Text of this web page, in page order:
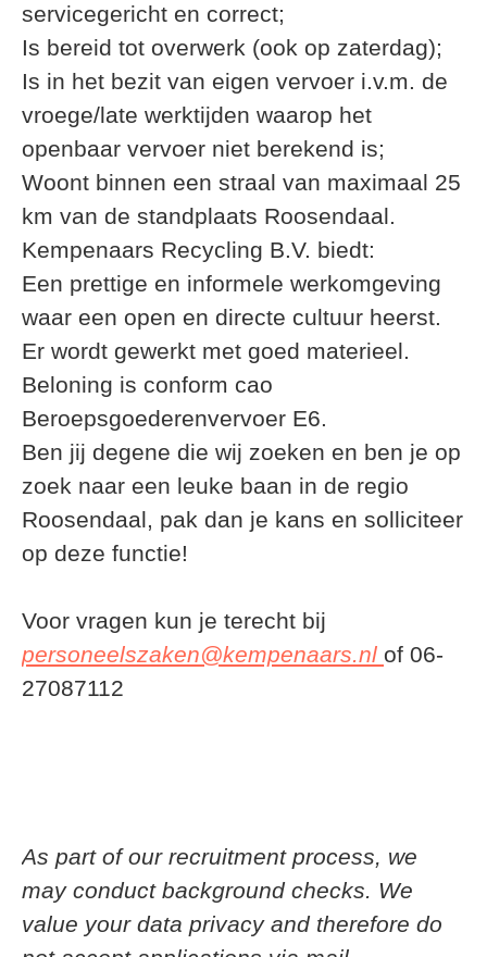
servicegericht en correct;
Is bereid tot overwerk (ook op zaterdag);
Is in het bezit van eigen vervoer i.v.m. de
vroege/late werktijden waarop het
openbaar vervoer niet berekend is;
Woont binnen een straal van maximaal 25
km van de standplaats Roosendaal.
Kempenaars Recycling B.V. biedt:
Een prettige en informele werkomgeving
waar een open en directe cultuur heerst.
Er wordt gewerkt met goed materieel.
Beloning is conform cao
Beroepsgoederenvervoer E6.
Ben jij degene die wij zoeken en ben je op
zoek naar een leuke baan in de regio
Roosendaal, pak dan je kans en solliciteer
op deze functie!
Voor vragen kun je terecht bij
personeelszaken@kempenaars.nl of 06-
27087112
As part of our recruitment process, we
may conduct background checks. We
value your data privacy and therefore do